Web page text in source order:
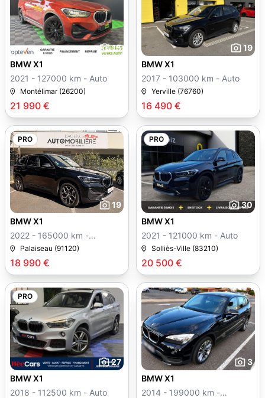
15
21 990 €
BMW X1
2021 - 127000 km - Auto
Montélimar (26200)
19
16 490 €
BMW X1
2017 - 103000 km - Auto
Yerville (76760)
PRO
19
18 990 €
BMW X1
2022 - 165000 km -
Manuelle
Palaiseau (91120)
PRO
30
20 500 €
BMW X1
2021 - 121000 km - Auto
Solliès-Ville (83210)
PRO
27
BMW X1
2018 - 112500 km - Auto
3
BMW X1
2014 - 199000 km -